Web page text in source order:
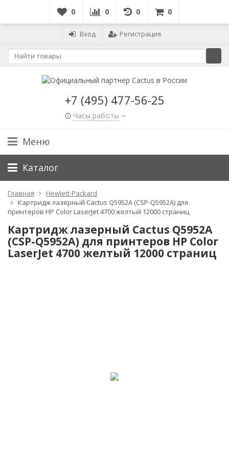
0 0 0 0
Вход Регистрация
+7 (495) 477-56-25
Часы работы
Меню
Каталог
Главная
Hewlett-Packard
Картридж лазерный Cactus Q5952A (CSP-Q5952A) для
принтеров HP Color LaserJet 4700 желтый 12000 страниц
Картридж лазерный Cactus Q5952A
(CSP-Q5952A) для принтеров HP Color
LaserJet 4700 желтый 12000 страниц